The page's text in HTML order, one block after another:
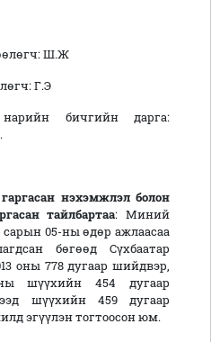
Ш.Ж
Г.Э
бичгийн дарга:
нэхэмжлэл болон
тайлбартаа: Миний
сарын 05-ны өдөр ажлаасаа
бөгөөд Сүхбаатар
оны 778 дугаар шийдвэр,
шүүхийн 454 дугаар
шүүхийн 459 дугаар
эгүүлэн тогтоосон юм.